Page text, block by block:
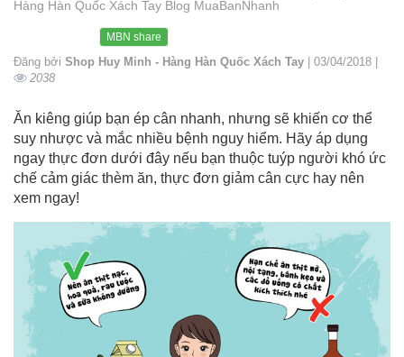
Hàng Hàn Quốc Xách Tay Blog MuaBanNhanh
MBN share
Đăng bởi Shop Huy Minh - Hàng Hàn Quốc Xách Tay | 03/04/2018 |
2038
Ăn kiêng giúp bạn ép cân nhanh, nhưng sẽ khiến cơ thể
suy nhược và mắc nhiều bệnh nguy hiểm. Hãy áp dụng
ngay thực đơn dưới đây nếu bạn thuộc tuýp người khó ức
chế cảm giác thèm ăn, thực đơn giảm cân cực hay nên
xem ngay!